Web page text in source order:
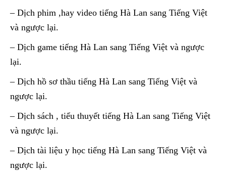
– Dịch phim ,hay video tiếng Hà Lan sang Tiếng Việt
và ngược lại.
– Dịch game tiếng Hà Lan sang Tiếng Việt và ngược
lại.
– Dịch hồ sơ thầu tiếng Hà Lan sang Tiếng Việt và
ngược lại.
– Dịch sách , tiểu thuyết tiếng Hà Lan sang Tiếng Việt
và ngược lại.
– Dịch tài liệu y học tiếng Hà Lan sang Tiếng Việt và
ngược lại.